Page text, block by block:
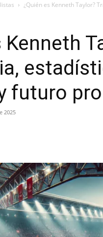
¿Quién es Kenneth Taylor?
Kenneth
futuro
2025